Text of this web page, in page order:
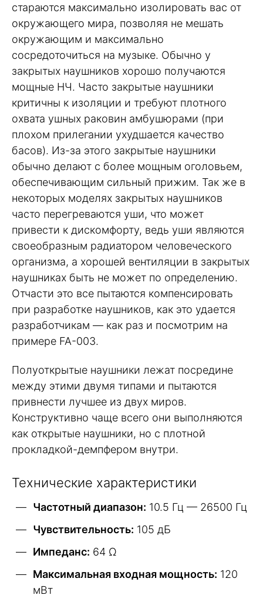
стараются максимально изолировать вас от
окружающего мира, позволяя не мешать
окружающим и максимально
сосредоточиться на музыке. Обычно у
закрытых наушников хорошо получаются
мощные НЧ. Часто закрытые наушники
критичны к изоляции и требуют плотного
охвата ушных раковин амбушюрами (при
плохом прилегании ухудшается качество
басов). Из-за этого закрытые наушники
обычно делают с более мощным оголовьем,
обеспечивающим сильный прижим. Так же в
некоторых моделях закрытых наушников
часто перегреваются уши, что может
привести к дискомфорту, ведь уши являются
своеобразным радиатором человеческого
организма, а хорошей вентиляции в закрытых
наушниках быть не может по определению.
Отчасти это все пытаются компенсировать
при разработке наушников, как это удается
разработчикам — как раз и посмотрим на
примере FA-003.
Полуоткрытые наушники лежат посредине
между этими двумя типами и пытаются
привнести лучшее из двух миров.
Конструктивно чаще всего они выполняются
как открытые наушники, но с плотной
прокладкой-демпфером внутри.
Технические характеристики
Частотный диапазон: 10.5 Гц — 26500 Гц
Чувствительность: 105 дБ
Импеданс: 64 Ω
Максимальная входная мощность: 120
мВт